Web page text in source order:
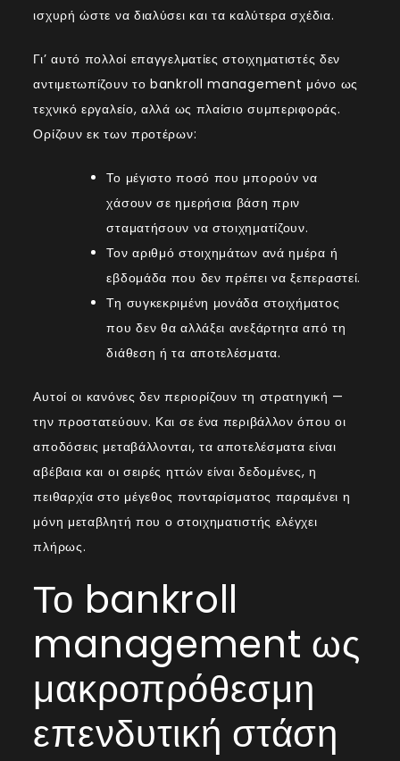
ισχυρή ώστε να διαλύσει και τα καλύτερα σχέδια.
Γι’ αυτό πολλοί επαγγελματίες στοιχηματιστές δεν
αντιμετωπίζουν το bankroll management μόνο ως
τεχνικό εργαλείο, αλλά ως πλαίσιο συμπεριφοράς.
Ορίζουν εκ των προτέρων:
Το μέγιστο ποσό που μπορούν να
χάσουν σε ημερήσια βάση πριν
σταματήσουν να στοιχηματίζουν.
Τον αριθμό στοιχημάτων ανά ημέρα ή
εβδομάδα που δεν πρέπει να ξεπεραστεί.
Τη συγκεκριμένη μονάδα στοιχήματος
που δεν θα αλλάξει ανεξάρτητα από τη
διάθεση ή τα αποτελέσματα.
Αυτοί οι κανόνες δεν περιορίζουν τη στρατηγική —
την προστατεύουν. Και σε ένα περιβάλλον όπου οι
αποδόσεις μεταβάλλονται, τα αποτελέσματα είναι
αβέβαια και οι σειρές ηττών είναι δεδομένες, η
πειθαρχία στο μέγεθος πονταρίσματος παραμένει η
μόνη μεταβλητή που ο στοιχηματιστής ελέγχει
πλήρως.
Το bankroll
management ως
μακροπρόθεσμη
επενδυτική στάση